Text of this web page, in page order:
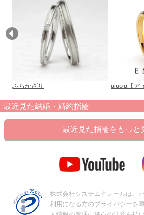
ふちかざり aiuola【ア
最近見た結婚・婚約指輪
最近見た指輪をもっと
株式会社システムクレールは、
利用になる方のプライバシーを